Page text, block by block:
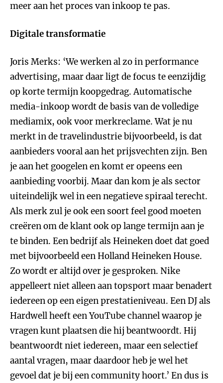
meer aan het proces van inkoop te pas.
Digitale transformatie
Joris Merks: ‘We werken al zo in performance
advertising, maar daar ligt de focus te eenzijdig
op korte termijn koopgedrag. Automatische
media-inkoop wordt de basis van de volledige
mediamix, ook voor merkreclame. Wat je nu
merkt in de travelindustrie bijvoorbeeld, is dat
aanbieders vooral aan het prijsvechten zijn. Ben
je aan het googelen en komt er opeens een
aanbieding voorbij. Maar dan kom je als sector
uiteindelijk wel in een negatieve spiraal terecht.
Als merk zul je ook een soort feel good moeten
creëren om de klant ook op lange termijn aan je
te binden. Een bedrijf als Heineken doet dat goed
met bijvoorbeeld een Holland Heineken House.
Zo wordt er altijd over je gesproken. Nike
appelleert niet alleen aan topsport maar benadert
iedereen op een eigen prestatieniveau. Een DJ als
Hardwell heeft een YouTube channel waarop je
vragen kunt plaatsen die hij beantwoordt. Hij
beantwoordt niet iedereen, maar een selectief
aantal vragen, maar daardoor heb je wel het
gevoel dat je bij een community hoort.’ En dus is